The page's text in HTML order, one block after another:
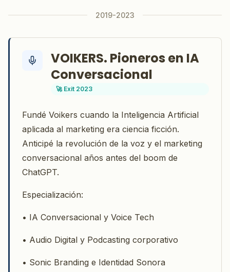
2019-2023
VOIKERS. Pioneros en IA
Conversacional
🚀 Exit 2023
Fundé Voikers cuando la Inteligencia Artificial
aplicada al marketing era ciencia ficción.
Anticipé la revolución de la voz y el marketing
conversacional años antes del boom de
ChatGPT.
Especialización:
• IA Conversacional y Voice Tech
• Audio Digital y Podcasting corporativo
• Sonic Branding e Identidad Sonora